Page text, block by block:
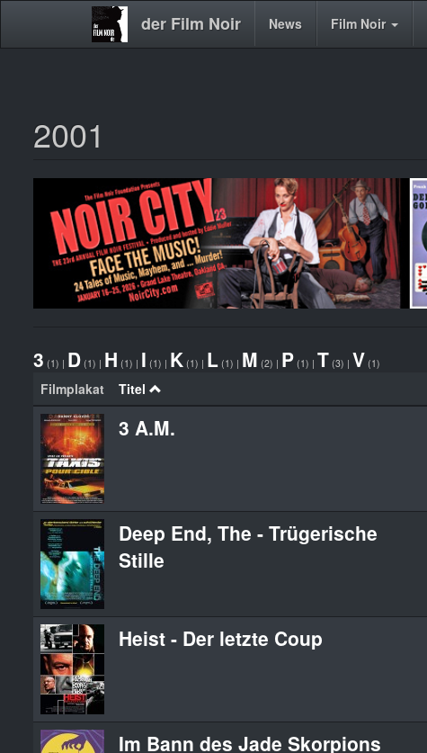
Direkt
der Film Noir
Main News Film Noir
2001
3 (1) | D (1) | H (1) | I (1) | K (1) | L (1) | M (2) | P (1) | T (3) | V (1)
Filmplakat Titel
3 A.M.
Deep End, The - Trügerische
Stille
Heist - Der letzte Coup
Im Bann des Jade Skorpions